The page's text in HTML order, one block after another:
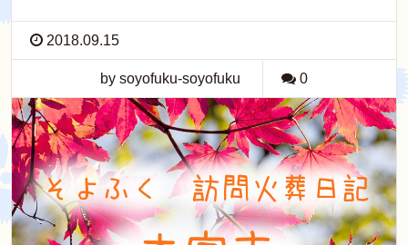
2018.09.15
by soyofuku-soyofuku 0